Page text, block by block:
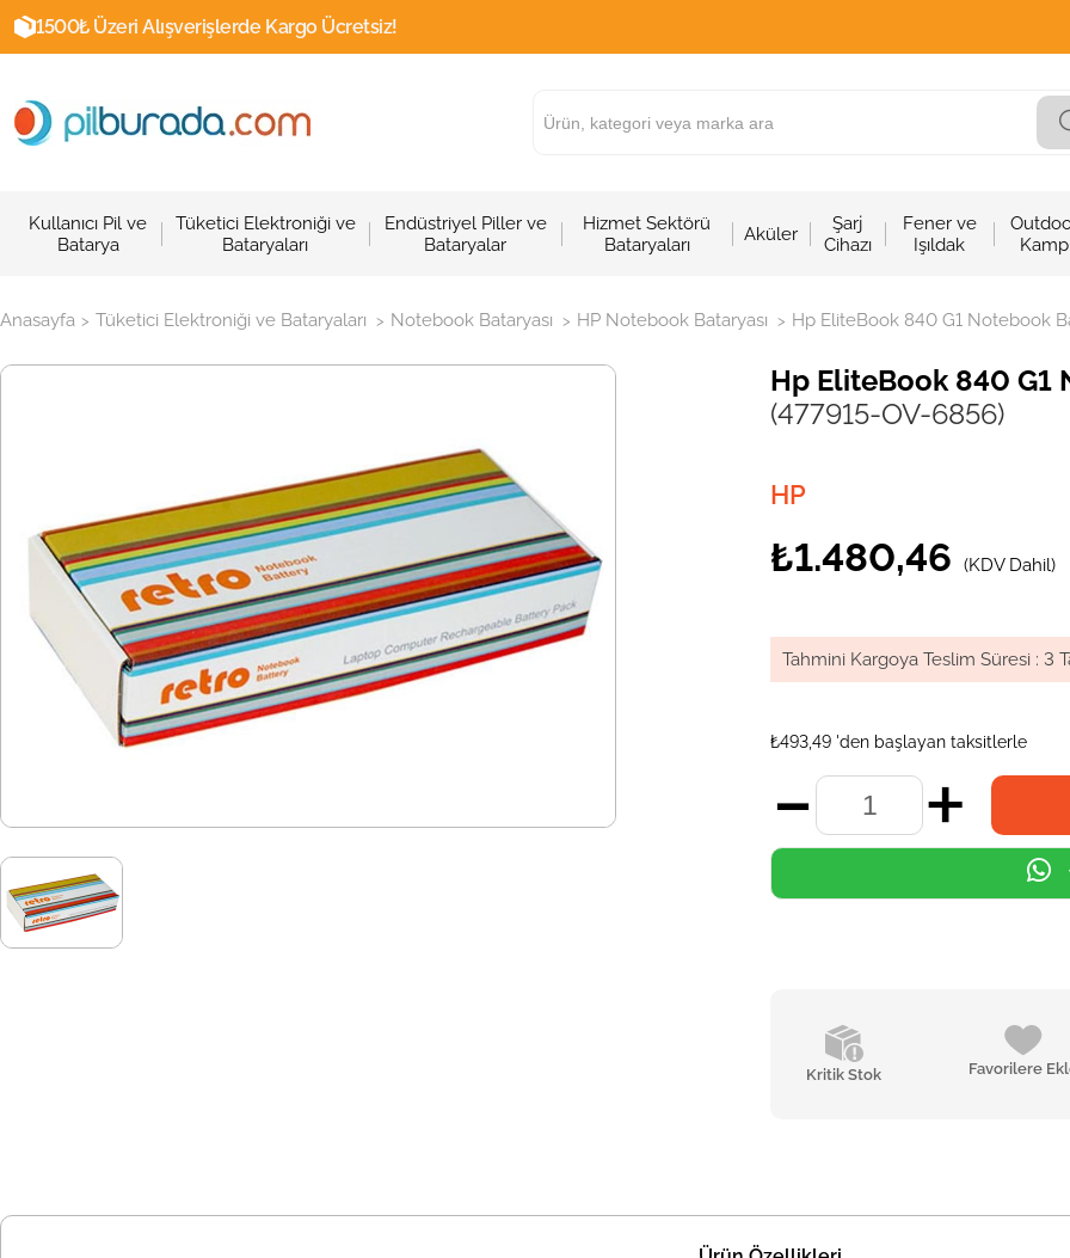
1500₺ Üzeri Alışverişlerde Kargo Ücretsiz!
Kullanıcı Pil ve
Batarya
Tüketici Elektroniği ve
Bataryaları
Endüstriyel Piller ve
Bataryalar
Hizmet Sektörü
Bataryaları
Aküler
Şarj
Cihazı
Fener ve
Işıldak
Kamp
Anasayfa > Tüketici Elektroniği ve Bataryaları > Notebook Bataryası > HP Notebook Bataryası > Hp EliteBook 840 G1 Notebook
Hp EliteBook 840 G1
(477915-OV-6856)
HP
₺1.480,46 (KDV Dahil)
Tahmini Kargoya Teslim Süresi : 3
₺493,49 'den başlayan taksitlerle
Kritik Stok Favorilere